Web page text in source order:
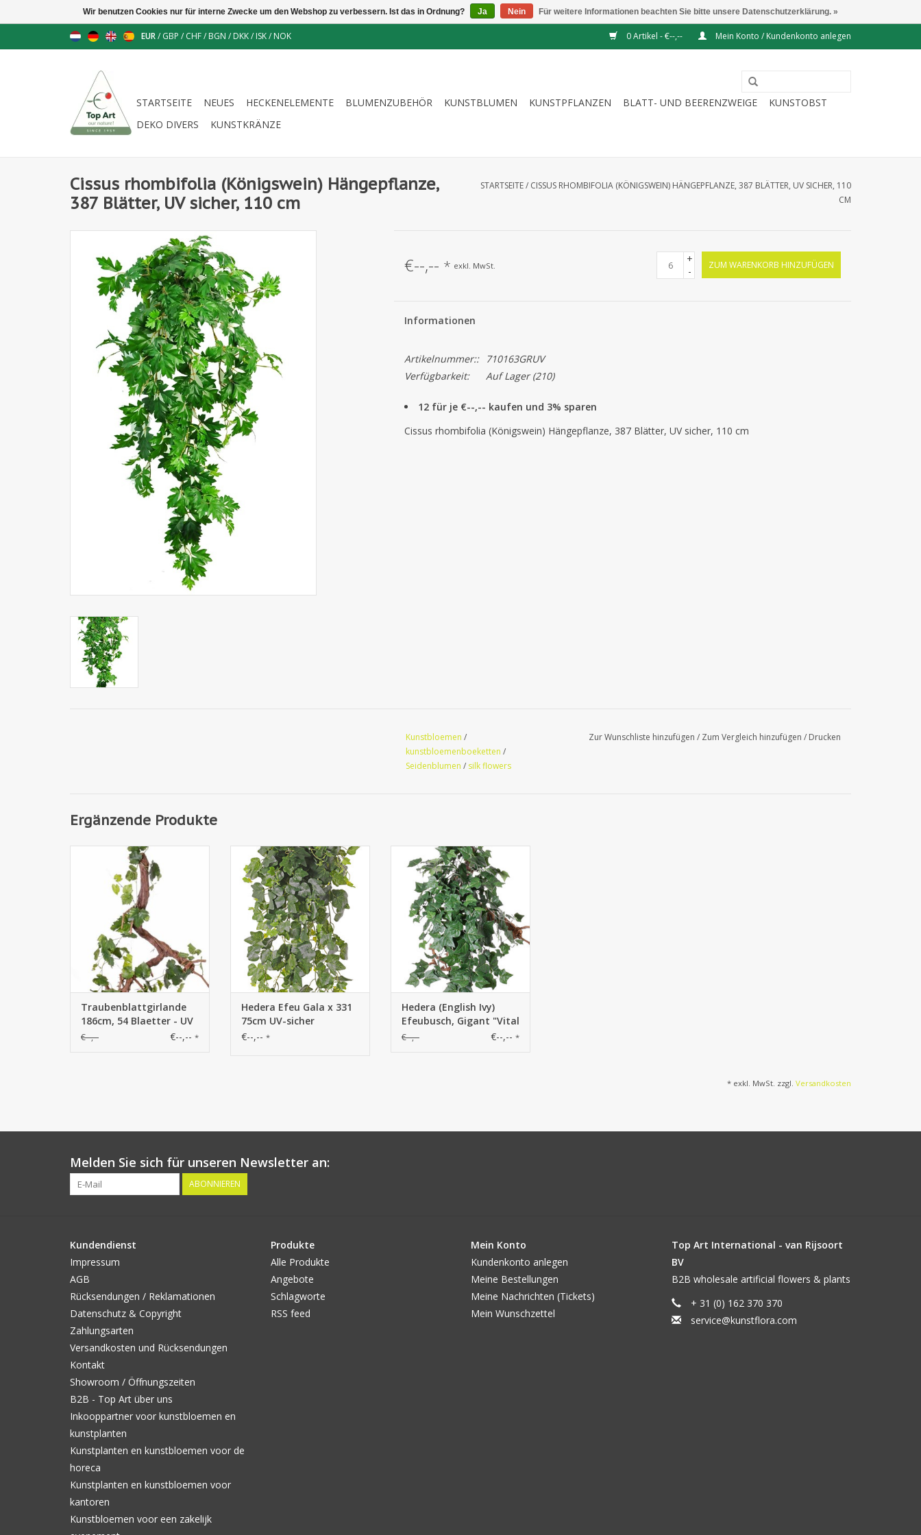
EUR/ GBP / CHF/ BGN / DKK/ ISK/ NOK 0 Artikel - €--,-- Mein Konto / Kundenkonto anlegen
STARTSEITE NEUES HECKENELEMENTE BLUMENZUBEHÖR KUNSTBLUMEN KUNSTPFLANZEN BLATT- UND BEERENZWEIGE
KUNSTOBST
DEKO DIVERS
KUNSTKRÄNZE
Cissus rhombifolia (Königswein) Hängepflanze,
387 Blätter, UV sicher, 110 cm
STARTSEITE/ CISSUS RHOMBIFOLIA (KÖNIGSWEIN) HÄNGEPFLANZE, 387 BLÄTTER, UV SICHER, 110
CM
€--,-- * exkl. MwSt.
+
-
ZUM WARENKORB HINZUFÜGEN
Informationen
Artikelnummer::
710163GRUV
Verfügbarkeit:
Auf Lager(210)
12 für je €--,-- kaufen und 3% sparen
Cissus rhombifolia (Königswein) Hängepflanze, 387 Blätter, UV sicher, 110 cm
Kunstbloemen /
kunstbloemenboeketten /
Seidenblumen / silk flowers
Zur Wunschliste hinzufügen / Zum Vergleich hinzufügen / Drucken
Ergänzende Produkte
150406UV -
Traubenblattgirlande 186cm, 54
Blaetter - UV sicher
Traubenblattgirlande
186cm, 54 Blaetter - UV
sicher
€--,-- €--,-- *
714551UV - Hedera Efeu Gala x
331 75cm UV-sicher - PREMIUM
QUALITY -
Hedera Efeu Gala x 331
75cm UV-sicher
€--,-- *
711436FR - Hedera (English Ivy)
Efeubusch, Gigant "Vital
Greens", mit 282 Blättern, 86cm,
schwer entflammbar
Hedera (English Ivy)
Efeubusch, Gigant "Vital
Greens", mit 282
€--,-- €--,-- *
* exkl. MwSt. zzgl. Versandkosten
Melden Sie sich für unseren Newsletter an:
ABONNIEREN
Kundendienst
Impressum
AGB
Rücksendungen / Reklamationen
Datenschutz & Copyright
Zahlungsarten
Versandkosten und Rücksendungen
Kontakt
Showroom / Öffnungszeiten
B2B - Top Art über uns
Inkooppartner voor kunstbloemen en
kunstplanten
Kunstplanten en kunstbloemen voor de
horeca
Kunstplanten en kunstbloemen voor
kantoren
Kunstbloemen voor een zakelijk
Produkte
Alle Produkte
Angebote
Schlagworte
RSS feed
Mein Konto
Kundenkonto anlegen
Meine Bestellungen
Meine Nachrichten (Tickets)
Mein Wunschzettel
Top Art International - van Rijsoort
BV
B2B wholesale artificial flowers & plants
+ 31 (0) 162 370 370
service@kunstflora.com
Wir benutzen Cookies nur für interne Zwecke um den Webshop zu verbessern. Ist das in Ordnung? Ja Nein Für weitere Informationen beachten Sie bitte unsere Datenschutzerklärung. »